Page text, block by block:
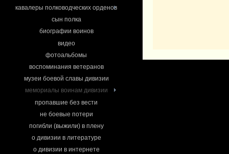
кавалеры полководческих орденов
сын полка
биографии воинов
видео
фотоальбомы
воспоминания ветеранов
музеи боевой славы дивизии
мемориалы воинам дивизии
пропавшие без вести
не боевые потери
погибли (выжили) в плену
о дивизии в литературе
о дивизии в интернете